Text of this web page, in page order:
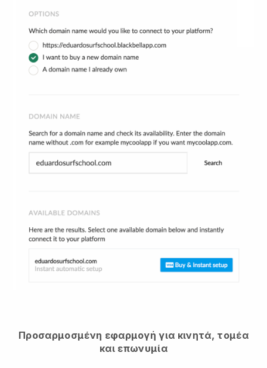
Προσαρμοσμένη εφαρμογή για κινητά, τομέα
και επωνυμία